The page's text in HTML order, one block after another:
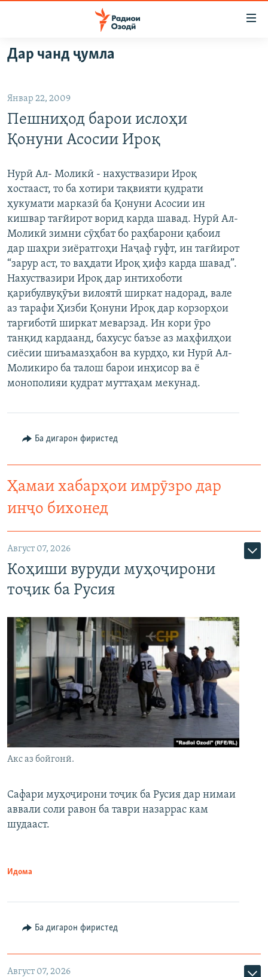
Ҷаҳиш
ба
аслӣ
Ҷаҳиш
ба
феҳристи
Ҷаҳиш
ГӮШАҲО
ҚАЗИЯИ "КРОКУС"
ОСИЁИ МАРКАЗӢ
ФАРҲАНГ
МЕҲМОНИ ОЗОДӢ
ВАРЗИШ
РӮЗГОРИ МУҲОҶИР
САЛОМ, ХОҲАР
ТАҲҚИҚОТ
ҶАНГ ДАР УКРАИНА
НАЗАРИ МАРДУМ
БЛОГИСТОН
ОЗОДӢ ОНЛАЙН
ЧАНДРАСОНАӢ
ВИДЕО
НИГОРИСТОН
ГУЗОРИШҲОИ РАДИОӢ
РӮЙХАТҲО
КИТОБҲОИ ОЗОДӢ
Русский
ПАЙГИРӢ КУНЕД
Дар чанд ҷумла
Январ 22, 2009
Пешниҳод барои ислоҳи
Қонуни Асосии Ироқ
Нурӣ Ал- Моликӣ - нахуствазири Ироқ
хостааст, то ба хотири тақвияти қудрати
ҳукумати марказӣ ба Қонуни Асосии ин
кишвар тағйирот ворид карда шавад. Нурӣ Ал-
Моликӣ зимни сӯҳбат бо раҳбарони қабоил
дар шаҳри зиёратгоҳи Наҷаф гуфт, ин тағйирот
“зарур аст, то ваҳдати Ироқ ҳифз карда шавад”.
Нахуствазири Ироқ дар интихоботи
қарибулвуқӯъи вилоятӣ ширкат надорад, вале
аз тарафи Ҳизби Қонуни Ироқ дар корзорҳои
тарғиботӣ ширкат меварзад. Ин кори ӯро
танқид кардаанд, бахусус баъзе аз маҳфилҳои
сиёсии шиъамазҳабон ва курдҳо, ки Нурӣ Ал-
Моликиро ба талош барои инҳисор ва ё
монополияи қудрат муттаҳам мекунад.
Ба дигарон фиристед
Ҳамаи хабарҳои имрӯзро дар
инҷо бихонед
Август 07, 2026
Коҳиши вуруди муҳоҷирони
тоҷик ба Русия
Акс аз бойгонӣ.
Сафари муҳоҷирони тоҷик ба Русия дар нимаи
аввали соли равон ба таври назаррас кам
шудааст.
Идома
Ба дигарон фиристед
Август 07, 2026